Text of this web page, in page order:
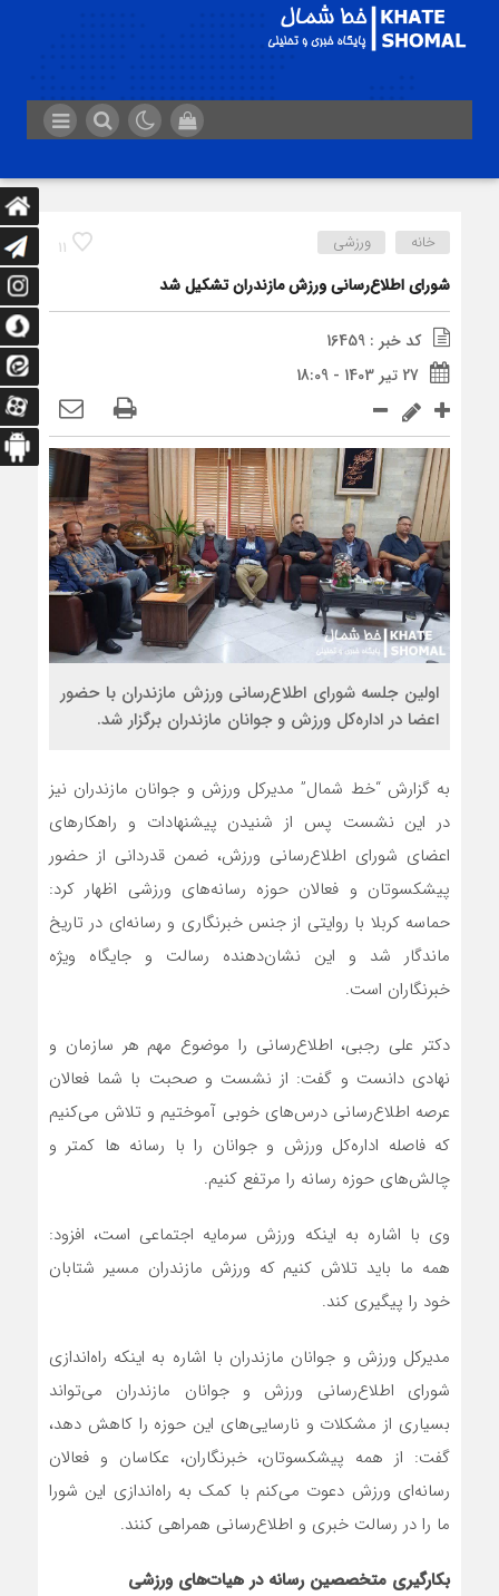
11 خانه ورزشی
شورای اطلاع‌رسانی ورزش مازندران تشکیل شد
کد خبر : 16459
27 تیر 1403 - 18:09
اولین جلسه شورای اطلاع‌رسانی ورزش مازندران با حضور
اعضا در اداره‌کل ورزش و جوانان مازندران برگزار شد.
به گزارش “خط شمال” مدیرکل ورزش و جوانان مازندران نیز
در این نشست پس از شنیدن پیشنهادات و راهکارهای
اعضای شورای اطلاع‌رسانی ورزش، ضمن قدردانی از حضور
پیشکسوتان و فعالان حوزه رسانه‌های ورزشی اظهار کرد:
حماسه کربلا با روایتی از جنس خبرنگاری و رسانه‌ای در تاریخ
ماندگار شد‌ و این نشان‌دهنده رسالت و جایگاه ویژه
خبرنگاران است.
دکتر علی رجبی، اطلاع‌رسانی را موضوع مهم هر سازمان و
نهادی دانست و گفت: از نشست و صحبت با شما فعالان
عرصه اطلاع‌رسانی درس‌های خوبی آموختیم و تلاش می‌کنیم
که فاصله اداره‌کل ورزش و جوانان را با رسانه ها کمتر و
چالش‌های حوزه رسانه را مرتفع کنیم.
وی با اشاره به اینکه ورزش سرمایه اجتماعی است، افزود:
همه ما باید تلاش کنیم که ورزش مازندران مسیر شتابان
خود را پیگیری کند.
️مدیرکل ورزش و جوانان مازندران با اشاره به اینکه راه‌اندازی
شورای اطلاع‌رسانی ورزش و جوانان مازندران می‌تواند
بسیاری از مشکلات و نارسایی‌های این حوزه را کاهش دهد،
گفت: از همه پیشکسوتان، خبرنگاران، عکاسان و فعالان
رسانه‌ای ورزش دعوت می‌کنم با کمک به راه‌اندازی این شورا
ما را در رسالت خبری و اطلاع‌رسانی همراهی کنند.
بکارگیری متخصصین رسانه در هیات‌های ورزشی